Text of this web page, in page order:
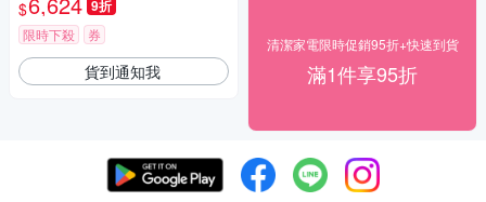
$
9折
限時下殺 券
貨到通知我
清潔家電限時促銷95折+快速到貨
滿1件享95折